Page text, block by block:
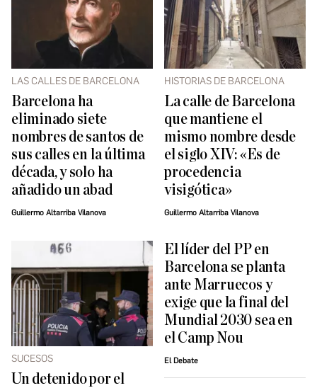
LAS CALLES DE BARCELONA
Barcelona ha
eliminado siete
nombres de santos de
sus calles en la última
década, y solo ha
añadido un abad
Guillermo Altarriba Vilanova
HISTORIAS DE BARCELONA
La calle de Barcelona
que mantiene el
mismo nombre desde
el siglo XIV: «Es de
procedencia
visigótica»
Guillermo Altarriba Vilanova
SUCESOS
Un detenido por el
El líder del PP en
Barcelona se planta
ante Marruecos y
exige que la final del
Mundial 2030 sea en
el Camp Nou
El Debate